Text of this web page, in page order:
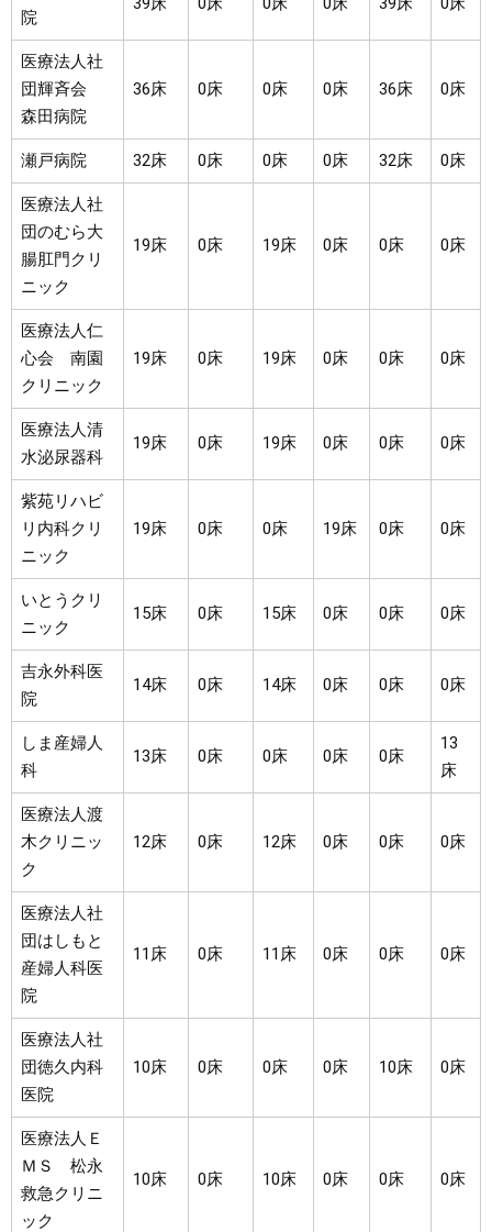
院
医療法人社
団輝斉会
森田病院
36床 0床 0床 0床 36床 0床
瀬戸病院 32床 0床 0床 0床 32床 0床
医療法人社
団のむら大
腸肛門クリ
ニック
19床 0床 19床 0床 0床 0床
医療法人仁
心会 南園
クリニック
19床 0床 19床 0床 0床 0床
医療法人清
水泌尿器科
19床 0床 19床 0床 0床 0床
紫苑リハビ
リ内科クリ
ニック
19床 0床 0床 19床 0床 0床
いとうクリ
ニック
15床 0床 15床 0床 0床 0床
吉永外科医
院
14床 0床 14床 0床 0床 0床
しま産婦人
科
13床 0床 0床 0床 0床
13
床
医療法人渡
木クリニッ
ク
12床 0床 12床 0床 0床 0床
医療法人社
団はしもと
産婦人科医
院
11床 0床 11床 0床 0床 0床
医療法人社
団徳久内科
医院
10床 0床 0床 0床 10床 0床
医療法人Ｅ
ＭＳ 松永
救急クリニ
ック
10床 0床 10床 0床 0床 0床